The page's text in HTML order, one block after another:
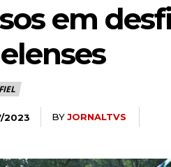
em
2023 BYJORNALTVS